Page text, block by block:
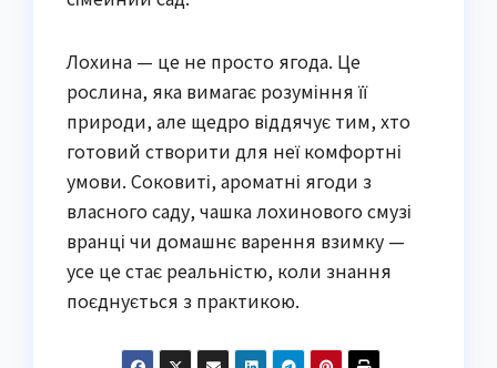
Лохина — це не просто ягода. Це
рослина, яка вимагає розуміння її
природи, але щедро віддячує тим, хто
готовий створити для неї комфортні
умови. Соковиті, ароматні ягоди з
власного саду, чашка лохинового смузі
вранці чи домашнє варення взимку —
усе це стає реальністю, коли знання
поєднується з практикою.